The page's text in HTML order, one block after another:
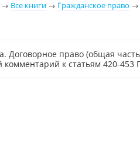
→ Все книги → Гражданское право →